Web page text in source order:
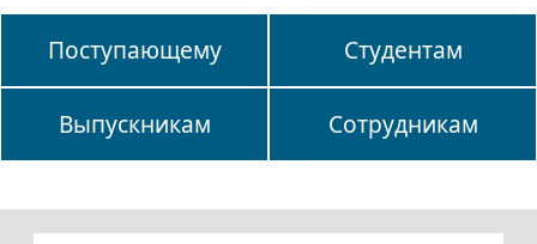
Поступающему Студентам
Выпускникам Сотрудникам